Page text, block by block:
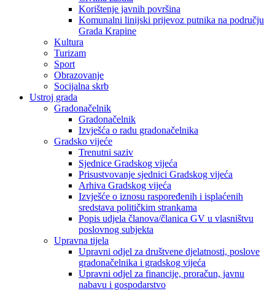
Korištenje javnih površina
Komunalni linijski prijevoz putnika na području
Grada Krapine
Kultura
Turizam
Sport
Obrazovanje
Socijalna skrb
Ustroj grada
Gradonačelnik
Gradonačelnik
Izvješća o radu gradonačelnika
Gradsko vijeće
Trenutni saziv
Sjednice Gradskog vijeća
Prisustvovanje sjednici Gradskog vijeća
Arhiva Gradskog vijeća
Izvješće o iznosu raspoređenih i isplaćenih
sredstava političkim strankama
Popis udjela članova/članica GV u vlasništvu
poslovnog subjekta
Upravna tijela
Upravni odjel za društvene djelatnosti, poslove
gradonačelnika i gradskog vijeća
Upravni odjel za financije, proračun, javnu
nabavu i gospodarstvo